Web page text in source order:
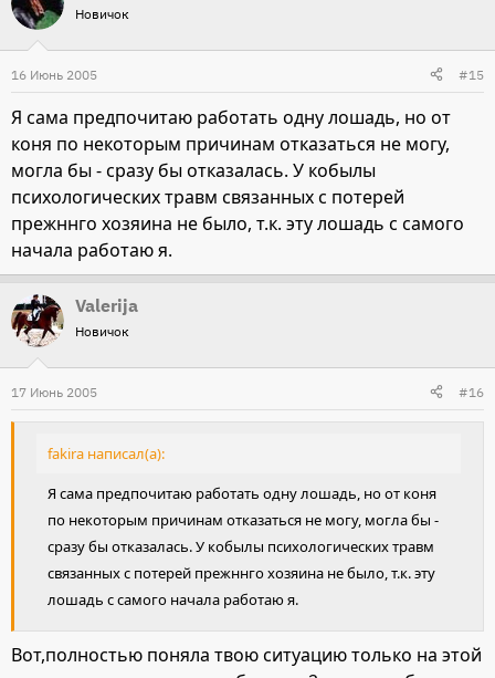
Новичок
16 Июнь 2005 #15
Я сама предпочитаю работать одну лошадь, но от
коня по некоторым причинам отказаться не могу,
могла бы - сразу бы отказалась. У кобылы
психологических травм связанных с потерей
прежннго хозяина не было, т.к. эту лошадь с самого
начала работаю я.
Valerija
Новичок
17 Июнь 2005 #16
fakira написал(а):
Я сама предпочитаю работать одну лошадь, но от коня
по некоторым причинам отказаться не могу, могла бы -
сразу бы отказалась. У кобылы психологических травм
связанных с потерей прежннго хозяина не было, т.к. эту
лошадь с самого начала работаю я.
Вот,полностью поняла твою ситуацию только на этой